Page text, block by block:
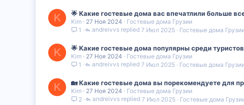
K 🌟 Какие гостевые дома вас впечатлили больше
Kim 27 Ноя 2024
Гостевые дома Грузии
1
Гостевые дома Грузии
7 Июл 2025
andreivvs
K 🌟 Какие гостевые дома популярны среди
Kim 27 Ноя 2024
Гостевые дома Грузии
1
Гостевые дома Грузии
7 Июл 2025
andreivvs
K 🏡 Какие гостевые дома вы порекомендуете для
Kim 27 Ноя 2024
Гостевые дома Грузии
2
Гостевые дома
7 Июл 2025
andreivvs